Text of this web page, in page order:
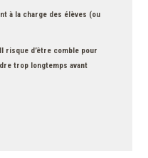
à la charge des élèves (ou
risque d’être comble pour
trop longtemps avant